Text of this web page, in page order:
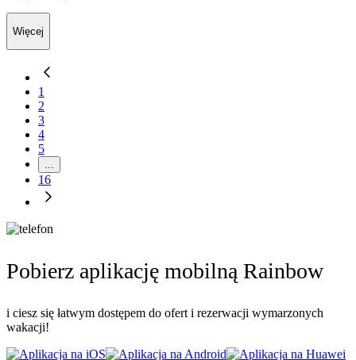
Więcej
1
2
3
4
5
...
16
Pobierz aplikację mobilną Rainbow
i ciesz się łatwym dostępem do ofert i rezerwacji wymarzonych
wakacji!